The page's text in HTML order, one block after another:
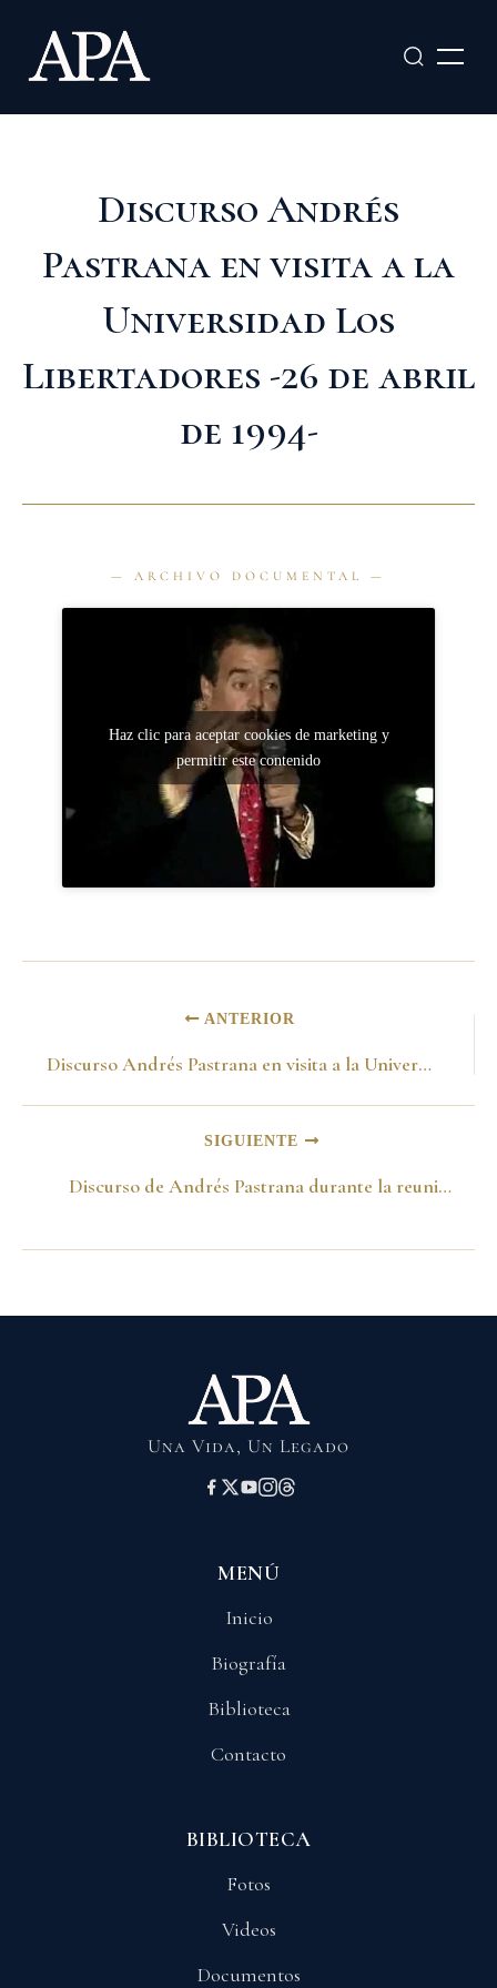
contenido
Discurso Andrés
Pastrana en visita a la
Universidad Los
Libertadores -26 de abril
de 1994-
Haz clic para aceptar cookies de marketing y
permitir este contenido
ANTERIOR
Discurso Andrés Pastrana en visita a la Universidad Los Libertadores -26 de abril de 1994-
SIGUIENTE
Discurso de Andrés Pastrana durante la reunión con intelectuales -25 de abril de 1994-
Una Vida, Un Legado
MENÚ
Inicio
Biografía
Biblioteca
Contacto
BIBLIOTECA
Fotos
Videos
Documentos